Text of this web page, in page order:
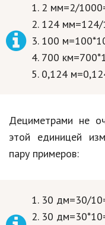
2 мм=2/
124
100
700
0,124
Дециметрами не
этой единицей
пару примеров:
30 дм=30/
30